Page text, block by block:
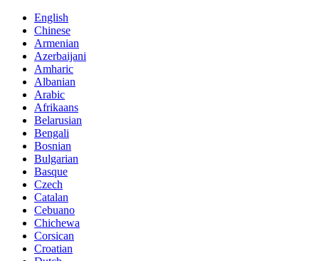
English
Chinese
Armenian
Azerbaijani
Amharic
Albanian
Arabic
Afrikaans
Belarusian
Bengali
Bosnian
Bulgarian
Basque
Czech
Catalan
Cebuano
Chichewa
Corsican
Croatian